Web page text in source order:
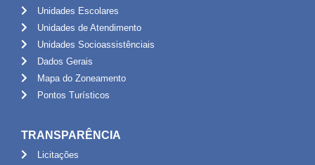
Unidades Escolares
Unidades de Atendimento
Unidades Socioassistênciais
Dados Gerais
Mapa do Zoneamento
Pontos Turísticos
TRANSPARÊNCIA
Licitações